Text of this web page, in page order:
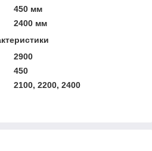
450 мм
2400 мм
2900
450
2100, 2200, 2400